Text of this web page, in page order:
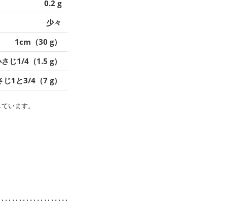
0.2 g
少々
1cm（30 g）
じ1/4（1.5 g）
じ1と3/4（7 g）
います。